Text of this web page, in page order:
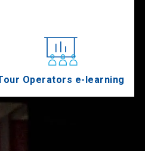
Operators e-learning